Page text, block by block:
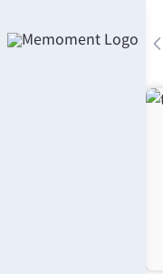
텐
arrow_back_ios